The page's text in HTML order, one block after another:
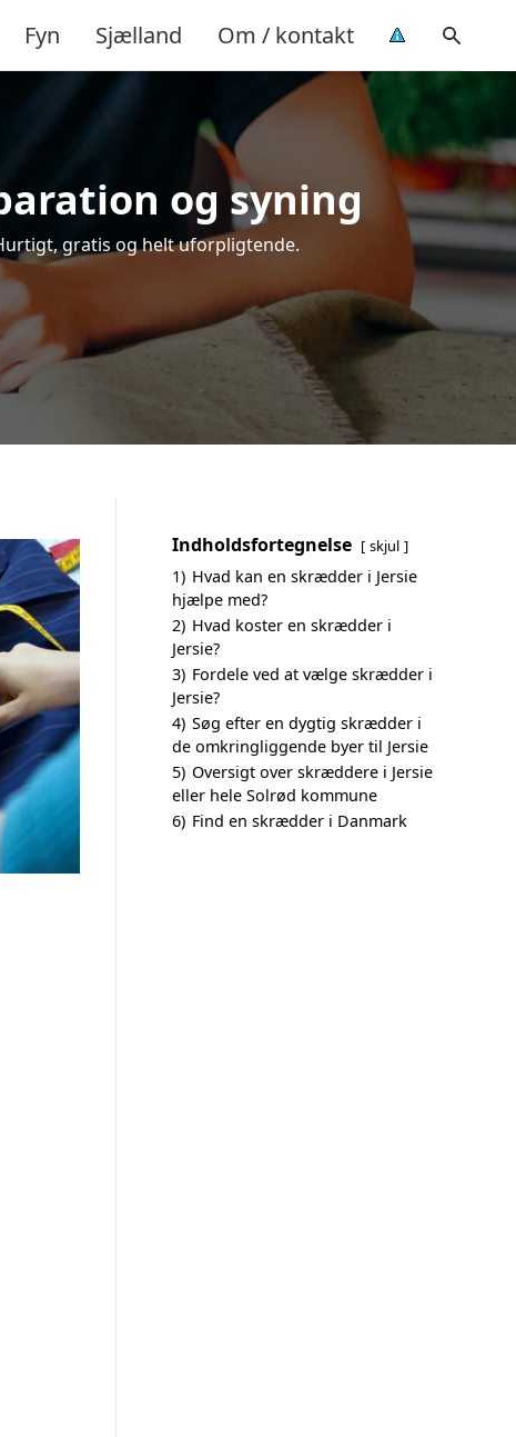
Fyn Sjælland Om / kontakt
og syning
gratis og helt uforpligtende.
Indholdsfortegnelse skjul
1) Hvad kan en skrædder i Jersie
hjælpe med?
2) Hvad koster en skrædder i
Jersie?
3) Fordele ved at vælge skrædder i
Jersie?
4) Søg efter en dygtig skrædder i
de omkringliggende byer til Jersie
5) Oversigt over skræddere i Jersie
eller hele Solrød kommune
6) Find en skrædder i Danmark